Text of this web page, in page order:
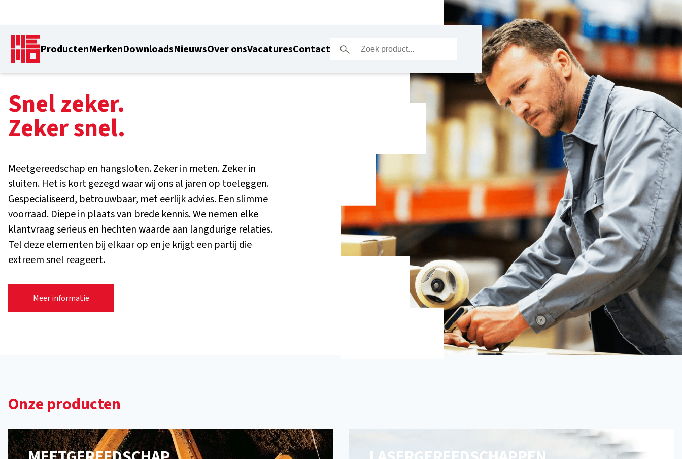
ProductenMerkenDownloadsNieuwsOver onsVacaturesContact
Snel zeker.
Zeker snel.
Meetgereedschap en hangsloten. Zeker in meten. Zeker in
sluiten. Het is kort gezegd waar wij ons al jaren op toeleggen.
Gespecialiseerd, betrouwbaar, met eerlijk advies. Een slimme
voorraad. Diepe in plaats van brede kennis. We nemen elke
klantvraag serieus en hechten waarde aan langdurige relaties.
Tel deze elementen bij elkaar op en je krijgt een partij die
extreem snel reageert.
Meer informatie
Onze producten